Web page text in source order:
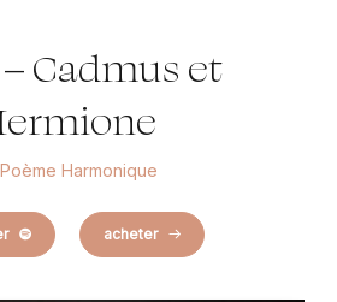
Cadmus et
Harmonique
acheter